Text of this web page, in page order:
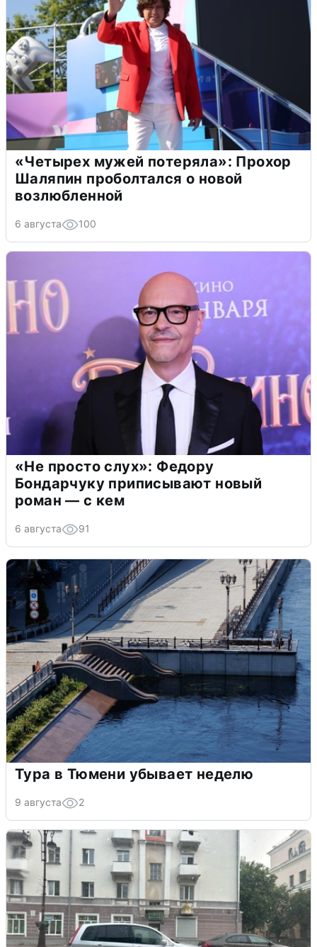
«Четырех мужей потеряла»: Прохор
Шаляпин проболтался о новой
возлюбленной
6 августа 100
«Не просто слух»: Федору
Бондарчуку приписывают новый
роман — с кем
6 августа 91
Тура в Тюмени убывает неделю
9 августа 2